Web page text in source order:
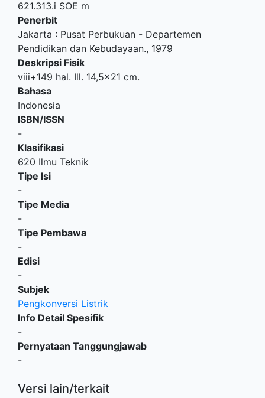
621.313.i SOE m
Penerbit
Jakarta : Pusat Perbukuan - Departemen
Pendidikan dan Kebudayaan., 1979
Deskripsi Fisik
viii+149 hal. Ill. 14,5x21 cm.
Bahasa
Indonesia
ISBN/ISSN
-
Klasifikasi
620 Ilmu Teknik
Tipe Isi
-
Tipe Media
-
Tipe Pembawa
-
Edisi
-
Subjek
Pengkonversi Listrik
Info Detail Spesifik
-
Pernyataan Tanggungjawab
-
Versi lain/terkait